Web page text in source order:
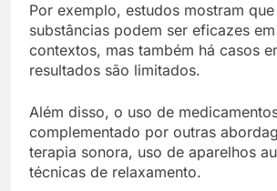
Por exemplo, estudos mostram
substâncias podem ser eficazes
contextos, mas também há casos
resultados são limitados.
Além disso, o uso de
complementado por outras
terapia sonora, uso de aparelhos
técnicas de relaxamento.